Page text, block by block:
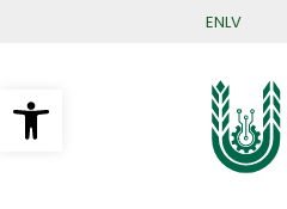
Open toolbar
ENLV